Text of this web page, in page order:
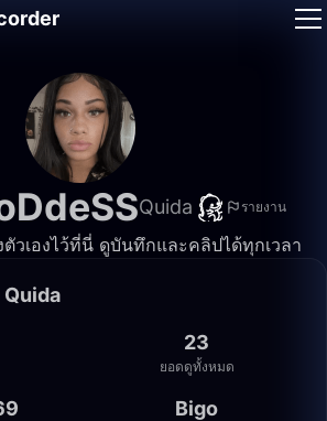
Quida รายงาน
ตัวเองไว้ที่นี่ ดูบันทึกและคลิปได้ทุกเวลา
23
ยอดดูทั้งหมด
Bigo